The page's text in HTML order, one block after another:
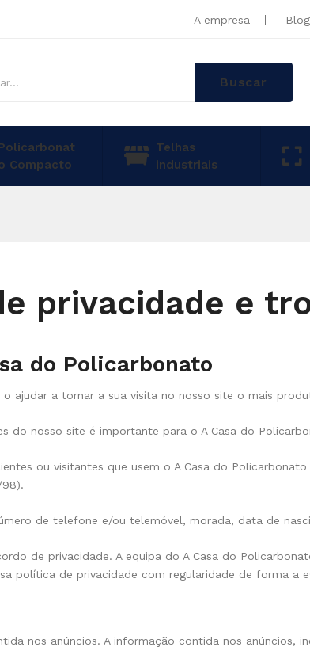
A empresa Blog
Buscar
Compacto
Telhas
industriais
privacidade e
do Policarbonato
ajudar a tornar a sua visita no nosso site o mais
do nosso site é importante para o A Casa do
ou visitantes que usem o A Casa do
de telefone e/ou telemóvel, morada, data de
de privacidade. A equipa do A Casa do
política de privacidade com regularidade de forma a
nos anúncios. A informação contida nos anúncios,